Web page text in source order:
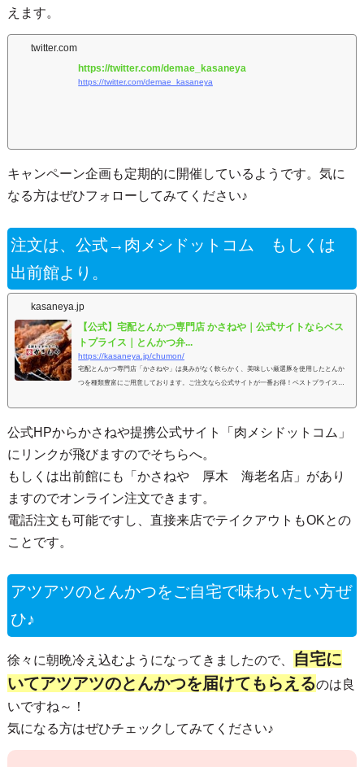
えます。
twitter.com
https://twitter.com/demae_kasaneya
https://twitter.com/demae_kasaneya
キャンペーン企画も定期的に開催しているようです。気に
なる方はぜひフォローしてみてください♪
注文は、公式→肉メシドットコム もしくは
出前館より。
kasaneya.jp
【公式】宅配とんかつ専門店 かさねや｜公式サイトならベス
トプライス｜とんかつ弁...
https://kasaneya.jp/chumon/
宅配とんかつ専門店「かさねや」は臭みがなく軟らかく、美味しい厳選豚を使用したとんか
つを種類豊富にご用意しております。ご注文なら公式サイトが一番お得！ベストプライスを
公式HPからかさねや提携公式サイト「肉メシドットコム」
にリンクが飛びますのでそちらへ。
もしくは出前館にも「かさねや 厚木 海老名店」があり
ますのでオンライン注文できます。
電話注文も可能ですし、直接来店でテイクアウトもOKとの
ことです。
アツアツのとんかつをご自宅で味わいたい方ぜ
ひ♪
徐々に朝晩冷え込むようになってきましたので、
自宅に
いてアツアツのとんかつを届けてもらえるのは良
いですね～！
気になる方はぜひチェックしてみてください♪